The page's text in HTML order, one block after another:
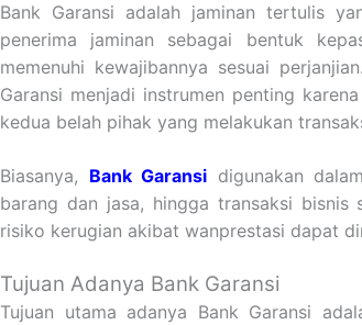
Bank Garansi adalah jaminan tertulis
penerima jaminan sebagai bentuk
memenuhi kewajibannya sesuai
Garansi menjadi instrumen penting
kedua belah pihak yang melakukan
Biasanya, Bank Garansi digunakan
barang dan jasa, hingga transaksi bisnis
risiko kerugian akibat wanprestasi dapat
Tujuan Adanya Bank Garansi
Tujuan utama adanya Bank Garansi